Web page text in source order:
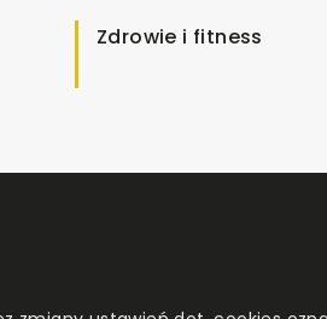
Zdrowie i fitness